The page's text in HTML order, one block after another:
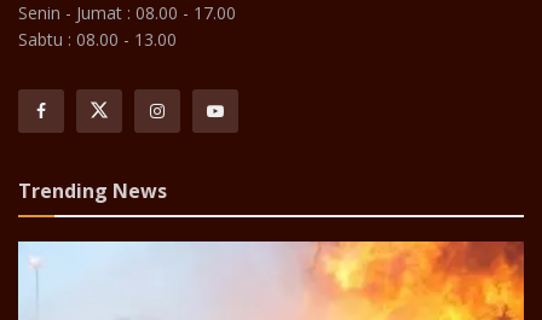
Senin - Jumat : 08.00 - 17.00
Sabtu : 08.00 - 13.00
Trending News